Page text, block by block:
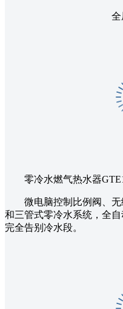
全
零冷水燃气热水器
微电脑控制比例阀、
和三管式零冷水系统，全
完全告别冷水段。